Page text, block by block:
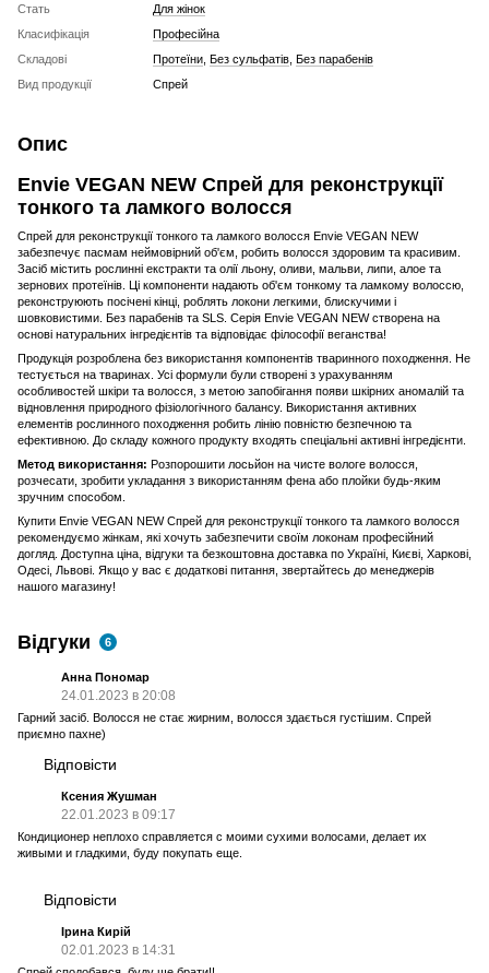
Стать
Для жінок
Класифікація
Професійна
Складові
Протеїни Без сульфатів Без парабенів
Вид продукції
Спрей
Опис
Envie VEGAN NEW Спрей для реконструкції
тонкого та ламкого волосся
Спрей для реконструкції тонкого та ламкого волосся Envie VEGAN NEW
забезпечує пасмам неймовірний об'єм, робить волосся здоровим та красивим.
Засіб містить рослинні екстракти та олії льону, оливи, мальви, липи, алое та
зернових протеїнів. Ці компоненти надають об'єм тонкому та ламкому волоссю,
реконструюють посічені кінці, роблять локони легкими, блискучими і
шовковистими. Без парабенів та SLS. Серія Envie VEGAN NEW створена на
основі натуральних інгредієнтів та відповідає філософії веганства!
Продукція розроблена без використання компонентів тваринного походження. Не
тестується на тваринах. Усі формули були створені з урахуванням
особливостей шкіри та волосся, з метою запобігання появи шкірних аномалій та
відновлення природного фізіологічного балансу. Використання активних
елементів рослинного походження робить лінію повністю безпечною та
ефективною. До складу кожного продукту входять спеціальні активні інгредієнти.
Метод використання: Розпорошити лосьйон на чисте вологе волосся,
розчесати, зробити укладання з використанням фена або плойки будь-яким
зручним способом.
Купити Envie VEGAN NEW Спрей для реконструкції тонкого та ламкого волосся
рекомендуємо жінкам, які хочуть забезпечити своїм локонам професійний
догляд. Доступна ціна, відгуки та безкоштовна доставка по Україні, Києві, Харкові,
Одесі, Львові. Якщо у вас є додаткові питання, звертайтесь до менеджерів
нашого магазину!
Відгуки 6
Анна Пономар
24.01.2023 в 20:08
Гарний засіб. Волосся не стає жирним, волосся здається густішим. Спрей
приємно пахне)
Відповісти
Ксения Жушман
22.01.2023 в 09:17
Кондиционер неплохо справляется с моими сухими волосами, делает их
живыми и гладкими, буду покупать еще.
Відповісти
Ірина Кирій
02.01.2023 в 14:31